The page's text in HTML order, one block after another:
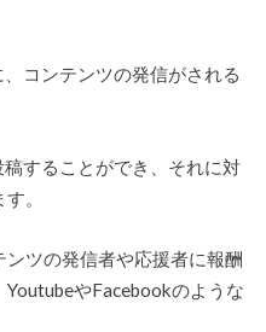
コンテンツの発信がされる
することができ、それに対
。
ツの発信者や応援者に報酬
やFacebookのような